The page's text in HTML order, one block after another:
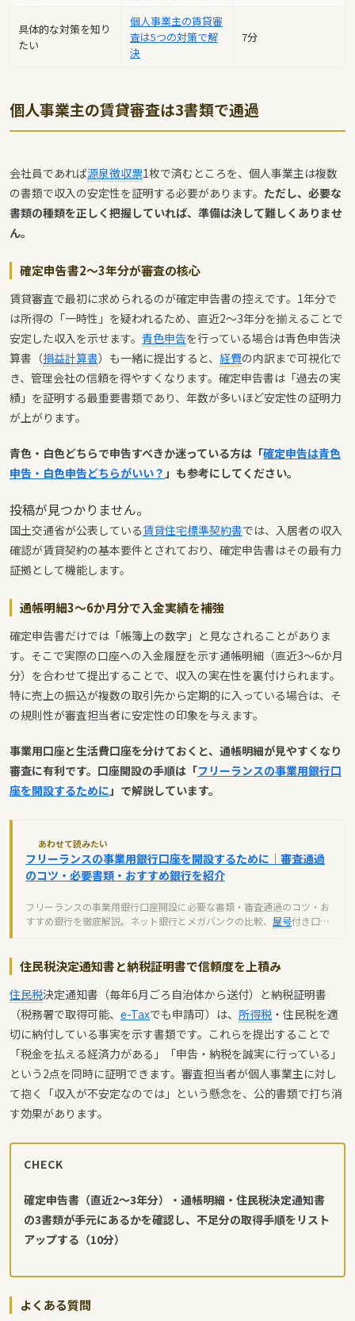
具体的な対策を知り
たい
個人事業主の賃貸審
査は5つの対策で解
決
7分
個人事業主の賃貸審査は3書類で通過
会社員であれば源泉徴収票1枚で済むところを、個人事業主は複数
の書類で収入の安定性を証明する必要があります。 ただし、必要な
書類の種類を正しく把握していれば、準備は決して難しくありませ
ん。
確定申告書2〜3年分が審査の核心
賃貸審査で最初に求められるのが確定申告書の控えです。1年分で
は所得の「一時性」を疑われるため、直近2〜3年分を揃えることで
安定した収入を示せます。 青色申告を行っている場合は青色申告決
算書（損益計算書）も一緒に提出すると、 経費の内訳まで可視化で
き、管理会社の信頼を得やすくなります。確定申告書は「過去の実
績」を証明する最重要書類であり、年数が多いほど安定性の証明力
が上がります。
青色・白色どちらで申告すべきか迷っている方は「確定申告は青色
申告・白色申告どちらがいい？」も参考にしてください。
投稿が見つかりません。
国土交通省が公表している賃貸住宅標準契約書では、入居者の収入
確認が賃貸契約の基本要件とされており、確定申告書はその最有力
証拠として機能します。
通帳明細3〜6か月分で入金実績を補強
確定申告書だけでは「帳簿上の数字」と見なされることがありま
す。そこで実際の口座への入金履歴を示す通帳明細（直近3〜6か月
分）を合わせて提出することで、収入の実在性を裏付けられます。
特に売上の振込が複数の取引先から定期的に入っている場合は、そ
の規則性が審査担当者に安定性の印象を与えます。
事業用口座と生活費口座を分けておくと、通帳明細が見やすくなり
審査に有利です。口座開設の手順は「フリーランスの事業用銀行口
座を開設するために」で解説しています。
あわせて読みたい
フリーランスの事業用銀行口座を開設するために｜審査通過
のコツ・必要書類・おすすめ銀行を紹介
フリーランスの事業用銀行口座開設に必要な書類・審査通過のコツ・お
すすめ銀行を徹底解説。ネット銀行とメガバンクの比較、 屋号付き口座
住民税決定通知書と納税証明書で信頼度を上積み
住民税決定通知書（毎年6月ごろ自治体から送付）と納税証明書
（税務署で取得可能、 e-Taxでも申請可）は、 所得税 ・住民税を適
切に納付している事実を示す書類です。これらを提出することで
「税金を払える経済力がある」「申告・納税を誠実に行っている」
という2点を同時に証明できます。審査担当者が個人事業主に対し
て抱く「収入が不安定なのでは」という懸念を、公的書類で打ち消
す効果があります。
CHECK
確定申告書（直近2〜3年分）・通帳明細・住民税決定通知書
の3書類が手元にあるかを確認し、不足分の取得手順をリスト
アップする（10分）
よくある質問